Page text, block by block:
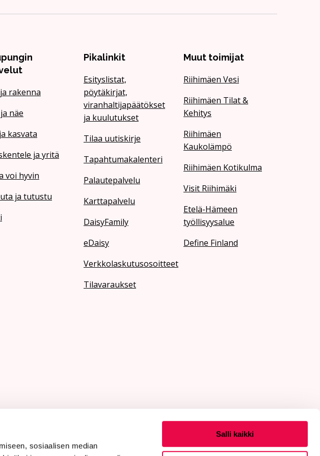
sosiaalisen median
Salli kaikki
rakenna
näe
kasvata
ja yritä
voi hyvin
ja tutustu
Pikalinkit
Esityslistat,
pöytäkirjat,
viranhaltijapäätökset
ja kuulutukset
Tilaa uutiskirje
Tapahtumakalenteri
Palautepalvelu
Karttapalvelu
DaisyFamily
eDaisy
Verkkolaskutusosoitteet
Tilavaraukset
Muut toimijat
Riihimäen Vesi
Riihimäen Tilat &
Kehitys
Riihimäen
Kaukolämpö
Riihimäen Kotikulma
Visit Riihimäki
Etelä-Hämeen
työllisyysalue
Define Finland